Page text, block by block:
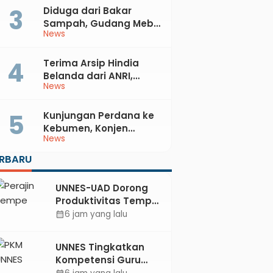
Kabupaten Kebumen
News
Diduga dari Bakar
Sampah, Gudang Mebel
di Petanahan Hangus
News
Terima Arsip Hindia
Belanda dari ANRI,
Pemkab Kebumen
Sejarah, Geopark, dan
Literasi Pertanian
News
Kunjungan Perdana ke
Kebumen, Konjen
Australia Temui Bupati
UNNES-UAD Dorong
Produktivitas Tempe
Bungkus Daun Desa
Digital
calendar_month6 jam yang lalu
UNNES Tingkatkan
Kompetensi Guru